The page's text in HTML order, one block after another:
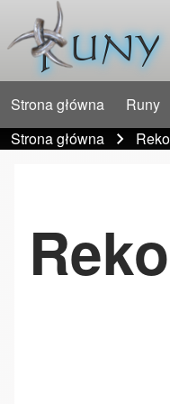
Szukaj
Główna
Strona główna Runy
Strona główna